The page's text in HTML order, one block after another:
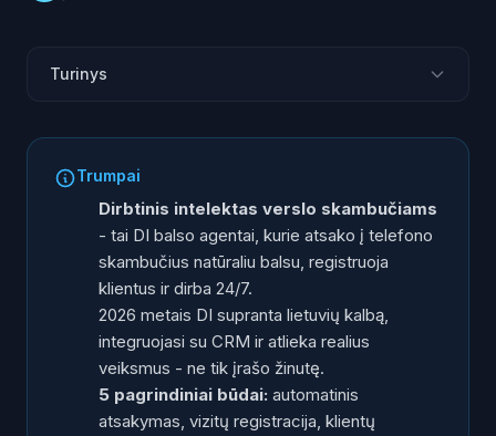
Turinys
5 būdai naudoti dirbtinį intelektą skambučiams
Kaip veikia DI balso agentas: žingsnis po žingsnio
Tipiniai pritaikymo scenarijai Lietuvoje
Ko dirbtinis intelektas dar negali
Kaip pradėti: nuo idėjos iki veikiančio sprendimo
Kiek tai kainuoja ir ar apsimoka
Dažniausiai užduodami klausimai
Trumpai
Dirbtinis intelektas verslo skambučiams
- tai DI balso agentai, kurie atsako į telefono
skambučius natūraliu balsu, registruoja
klientus ir dirba 24/7.
2026 metais DI supranta lietuvių kalbą,
integruojasi su CRM ir atlieka realius
veiksmus - ne tik įrašo žinutę.
5 pagrindiniai būdai: automatinis
atsakymas, vizitų registracija, klientų